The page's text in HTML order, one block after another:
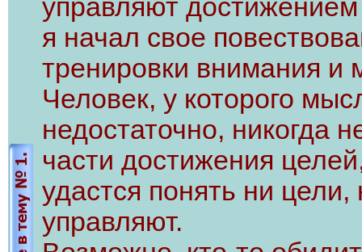
управляют
я начал свое
тренировки внимания
Человек, у которого
недостаточно, никогда
части достижения
удастся понять ни
управляют.